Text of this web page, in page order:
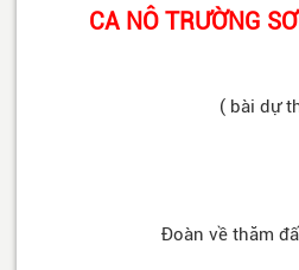
CA NÔ TRƯỜNG
( bài dự
Đoàn về thăm